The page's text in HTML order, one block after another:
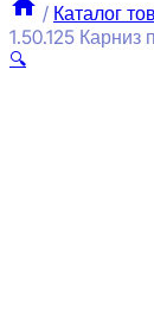
/ Каталог
1.50.125
🔍